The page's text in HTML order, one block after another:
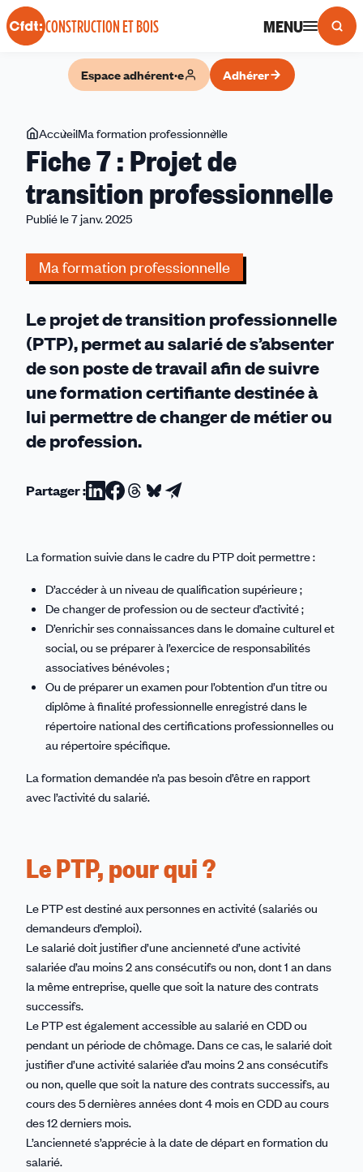
Panneau de gestion des cookies
CONSTRUCTION ET BOIS MENU
Espace adhérent·e Adhérer
Vous
êtes
ici
AccueilMa formation professionnelle
7
Projet
professionnelle
Fiche 7 : Projet de
transition professionnelle
Publié le 7 janv. 2025
Ma formation professionnelle
Le projet de transition professionnelle
(PTP), permet au salarié de s’absenter
de son poste de travail afin de suivre
une formation certifiante destinée à
lui permettre de changer de métier ou
de profession.
Partager :Partager
Linkedin
Partager
Facebook
Partager
Threads
Partager
Bluesky
Partager
email
La formation suivie dans le cadre du PTP doit permettre :
D’accéder à un niveau de qualification supérieure ;
De changer de profession ou de secteur d’activité ;
D’enrichir ses connaissances dans le domaine culturel et
social, ou se préparer à l’exercice de responsabilités
associatives bénévoles ;
Ou de préparer un examen pour l’obtention d’un titre ou
diplôme à finalité professionnelle enregistré dans le
répertoire national des certifications professionnelles ou
au répertoire spécifique.
La formation demandée n’a pas besoin d’être en rapport
avec l’activité du salarié.
Le PTP, pour qui ?
Le PTP est destiné aux personnes en activité (salariés ou
demandeurs d’emploi).
Le salarié doit justifier d’une ancienneté d’une activité
salariée d’au moins 2 ans consécutifs ou non, dont 1 an dans
la même entreprise, quelle que soit la nature des contrats
successifs.
Le PTP est également accessible au salarié en CDD ou
pendant un période de chômage. Dans ce cas, le salarié doit
justifier d’une activité salariée d’au moins 2 ans consécutifs
ou non, quelle que soit la nature des contrats successifs, au
cours des 5 dernières années dont 4 mois en CDD au cours
des 12 derniers mois.
L’ancienneté s’apprécie à la date de départ en formation du
salarié.